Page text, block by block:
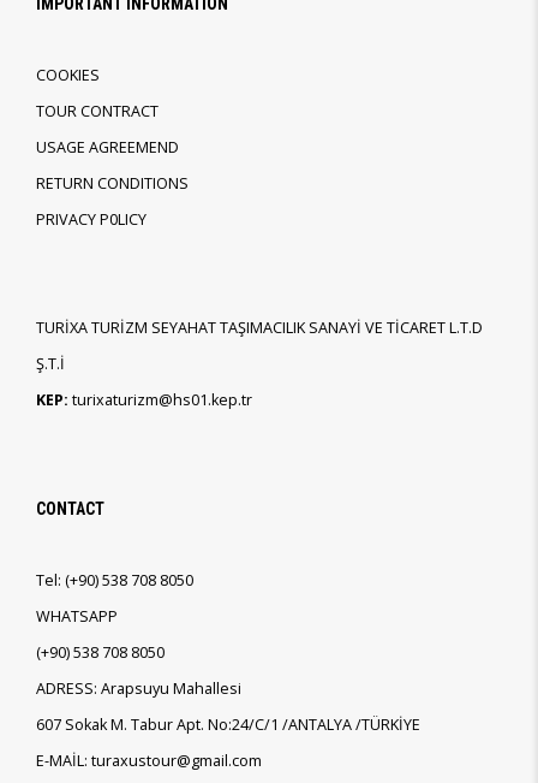
IMPORTANT INFORMATION
COOKIES
TOUR CONTRACT
USAGE AGREEMEND
RETURN CONDITIONS
PRIVACY P0LICY
TURİXA TURİZM SEYAHAT TAŞIMACILIK SANAYİ VE TİCARET L.T.D
Ş.T.İ
KEP: turixaturizm@hs01.kep.tr
CONTACT
Tel: (+90)538 708 8050
WHATSAPP
(+90)538 708 8050
ADRESS: Arapsuyu Mahallesi
607 Sokak M. Tabur Apt. No:24/C/1 /ANTALYA /TÜRKİYE
E-MAİL: turaxustour@gmail.com